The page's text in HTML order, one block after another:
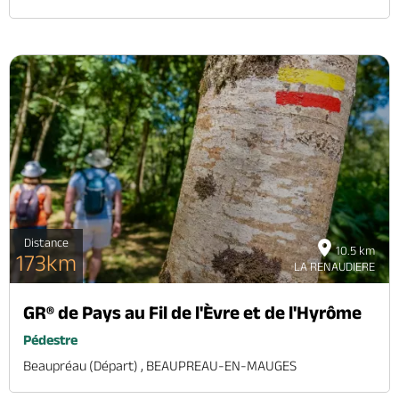
10.5 km
LA RENAUDIERE
Distance
173km
GR® de Pays au Fil de l'Èvre et de l'Hyrôme
Pédestre
Beaupréau (départ) , BEAUPREAU-EN-MAUGES